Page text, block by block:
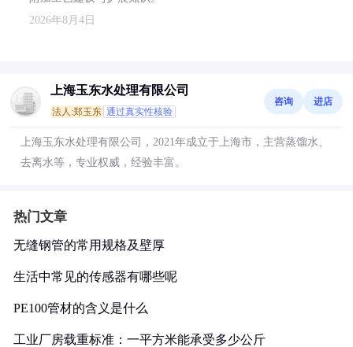
2026年8月4日
上海玉东水处理有限公司
法人:郑玉东 通过真实性核验
咨询 进店
上海玉东水处理有限公司，2021年成立于上海市，主营蒸馏水、
去离水等，专业权威，经验丰富。
热门文章
无缝钢管的常用规格及壁厚
生活中常见的传感器有哪些呢
PE100管材的含义是什么
工业厂房载重标准：一平方米能承受多少公斤